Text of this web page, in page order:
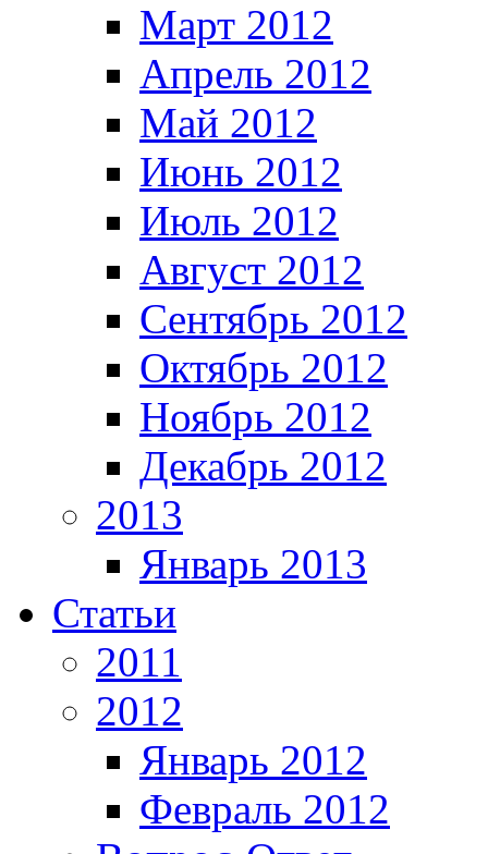
Март 2012
Апрель 2012
Май 2012
Июнь 2012
Июль 2012
Август 2012
Сентябрь 2012
Октябрь 2012
Ноябрь 2012
Декабрь 2012
2013
Январь 2013
Статьи
2011
2012
Январь 2012
Февраль 2012